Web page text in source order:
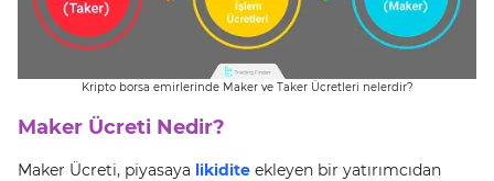
Kripto borsa emirlerinde Maker ve Taker Ücretleri nelerdir?
Maker Ücreti Nedir?
Maker Ücreti, piyasaya likidite ekleyen bir yatırımcıdan